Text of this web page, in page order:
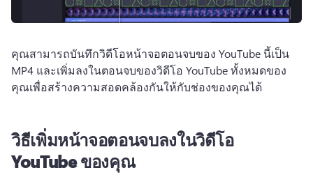
คุณสามารถบันทึกวิดีโอหน้าจอตอนจบของ YouTube นี้เป็น
MP4 และเพิ่มลงในตอนจบของวิดีโอ YouTube ทั้งหมดของ
คุณเพื่อสร้างความสอดคล้องกันให้กับช่องของคุณได้
วิธีเพิ่มหน้าจอตอนจบลงในวิดีโอ
YouTube ของคุณ